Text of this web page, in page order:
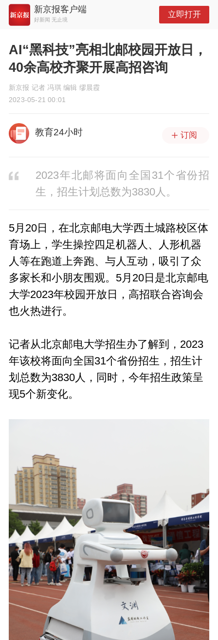
新京报客户端
好新闻 无止境
立即打开
AI“黑科技”亮相北邮校园开放日，
40余高校齐聚开展高招咨询
新京报 记者 冯琪 编辑 缪晨霞
2023-05-21 00:01
教育24小时 订阅
2023年北邮将面向全国31个省份招
生，招生计划总数为3830人。
5月20日，在北京邮电大学西土城路校区体
育场上，学生操控四足机器人、人形机器
人等在跑道上奔跑、与人互动，吸引了众
多家长和小朋友围观。5月20日是北京邮电
大学2023年校园开放日，高招联合咨询会
也火热进行。
记者从北京邮电大学招生办了解到，2023
年该校将面向全国31个省份招生，招生计
划总数为3830人，同时，今年招生政策呈
现5个新变化。